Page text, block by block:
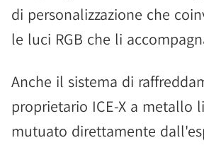
di personalizzazione che
le luci RGB che li
Anche il sistema di
proprietario ICE-X a metallo
mutuato direttamente